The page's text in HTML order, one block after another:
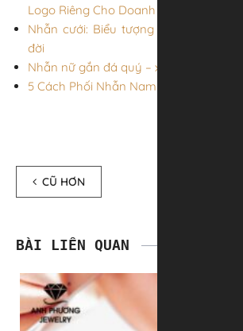
Logo Riêng Cho Doanh Nghiệp
Nhẫn cưới: Biểu tượng của tình yêu
đời
Nhẫn nữ gắn đá quý – xu hướng thời
5 Cách Phối Nhẫn Nam Chuẩn
CŨ HƠN
BÀI LIÊN QUAN